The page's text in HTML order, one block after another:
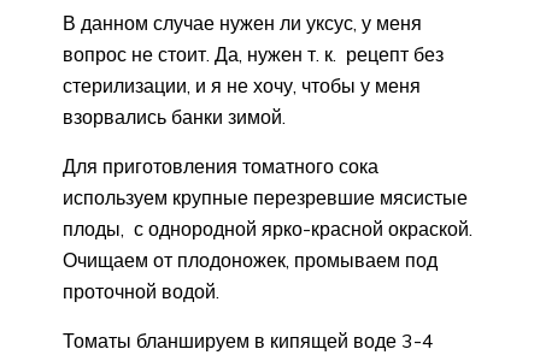
В данном случае нужен ли уксус, у меня
вопрос не стоит. Да, нужен т. к. рецепт без
стерилизации, и я не хочу, чтобы у меня
взорвались банки зимой.
Для приготовления томатного сока
используем крупные перезревшие мясистые
плоды, с однородной ярко-красной окраской.
Очищаем от плодоножек, промываем под
проточной водой.
Томаты бланшируем в кипящей воде 3-4